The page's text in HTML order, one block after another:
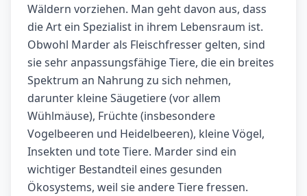
Wäldern vorziehen. Man geht davon aus, dass
die Art ein Spezialist in ihrem Lebensraum ist.
Obwohl Marder als Fleischfresser gelten, sind
sie sehr anpassungsfähige Tiere, die ein breites
Spektrum an Nahrung zu sich nehmen,
darunter kleine Säugetiere (vor allem
Wühlmäuse), Früchte (insbesondere
Vogelbeeren und Heidelbeeren), kleine Vögel,
Insekten und tote Tiere. Marder sind ein
wichtiger Bestandteil eines gesunden
Ökosystems, weil sie andere Tiere fressen.